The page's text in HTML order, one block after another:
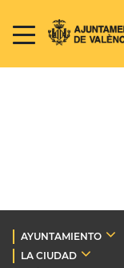
AYUNTAMIENTO
LA CIUDAD